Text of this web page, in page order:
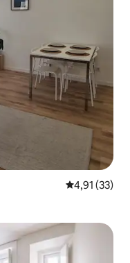
Vlerësimi
4,91 (33)